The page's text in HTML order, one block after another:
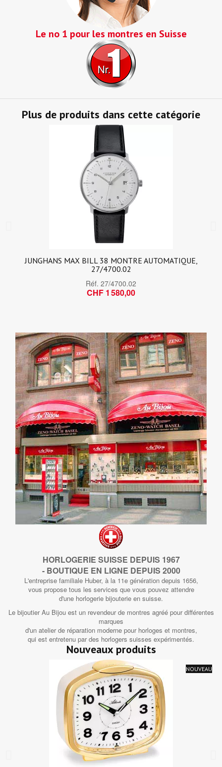
Le no 1 pour les montres en Suisse
Plus de produits dans cette catégorie
JUNGHANS MAX BILL 38 MONTRE AUTOMATIQUE,
27/4700.02
Réf. 27/4700.02
CHF 1 580,00
HORLOGERIE SUISSE DEPUIS 1967
- BOUTIQUE EN LIGNE DEPUIS 2000
L'entreprise familiale Huber, à la 11e génération depuis 1656,
vous propose tous les services que vous pouvez attendre
d'une horlogerie bijouterie en suisse.
Le bijoutier Au Bijou est un revendeur de montres agréé pour différentes
marques
d'un atelier de réparation moderne pour horloges et montres,
qui est entretenu par des horlogers suisses expérimentés.
Nouveaux produits
NOUVEAU